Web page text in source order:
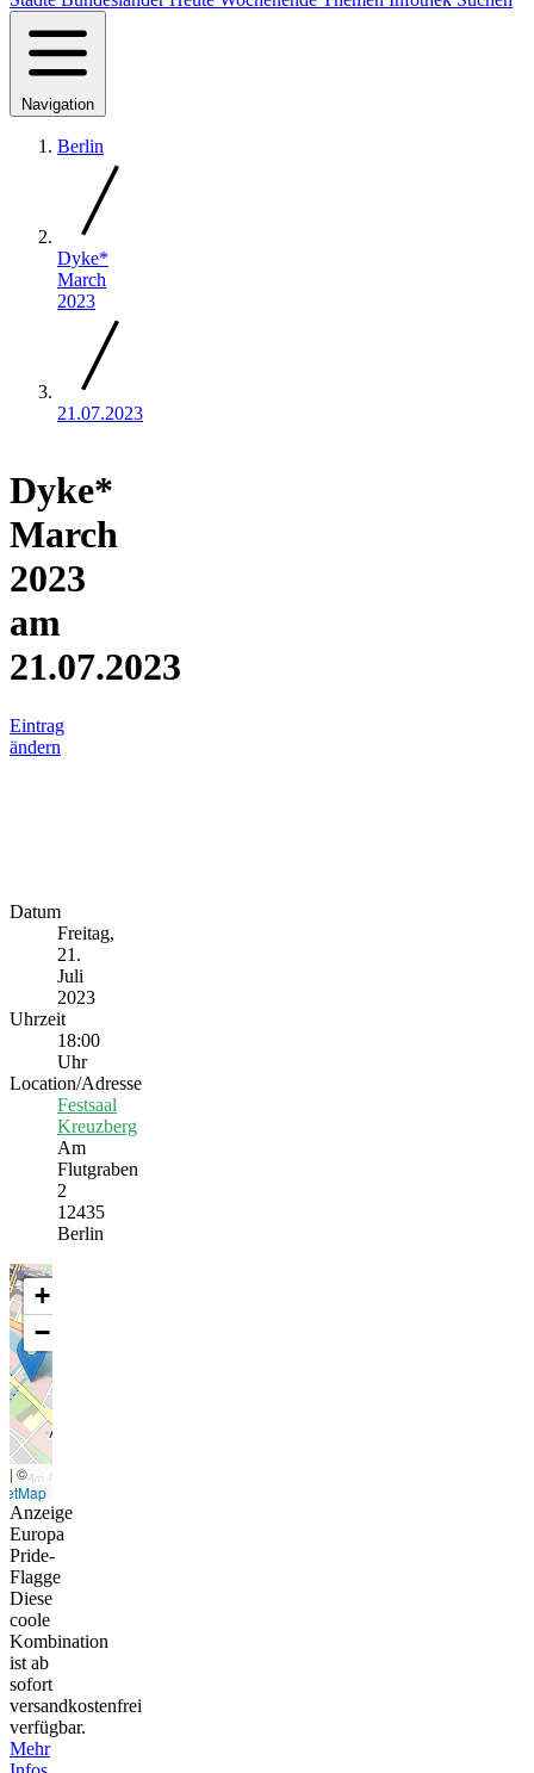
Navigation
Berlin
Dyke*
March
2023
21.07.2023
Dyke*
March
2023
am
21.07.2023
Eintrag
ändern
Datum
Freitag,
21.
Juli
2023
Uhrzeit
18:00
Uhr
Location/Adresse
Festsaal
Kreuzberg
Am
Flutgraben
2
12435
Berlin
+
−
| ©
Anzeige
Europa
Pride-
Flagge
Diese
coole
Kombination
ist ab
sofort
versandkostenfrei
verfügbar.
Mehr